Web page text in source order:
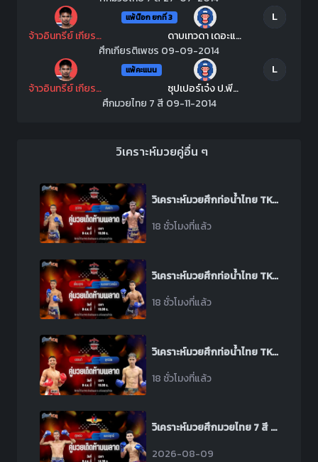
แพ้น๊อก ยกที่ 3
L
จ้าวอินทรีย์ เกียรติเจริญชัย
ดาบเทวดา เดอะแป๋งกองปราบ
ศึกเกียรติเพชร 09-09-2014
แพ้คะแนน
L
จ้าวอินทรีย์ เกียรติเจริญชัย
ซุปเปอร์เจ๋ง ป.พีณภัทร
ศึกมวยไทย 7 สี 09-11-2014
วิเคราะห์มวยคู่อื่น ๆ
วิเคราะห์มวยศึกท่อน้ำไทย TKO เกียรติเพชร ระหว่าง วุฒิกร สวนน้ำธารคีรี พบ สิงห์ดำ ส.ดำเนิน
18 ชั่วโมงที่แล้ว
วิเคราะห์มวยศึกท่อน้ำไทย TKO เกียรติเพชร ระหว่าง เยี่ยมยุทธ ป.มงคลอินทร์ พบ เพชรดาวเหนือ ต๋องขาวเชียงใหม่
18 ชั่วโมงที่แล้ว
วิเคราะห์มวยศึกท่อน้ำไทย TKO เกียรติเพชร ระหว่าง ยอดนที ผดุงชัยมวยไทยยิม พบ ฤทธิชัย ป.พีณภัทร
18 ชั่วโมงที่แล้ว
วิเคราะห์มวยศึกมวยไทย 7 สี ระหว่าง สุดหล่อ ศิษย์ผู้ใหญ่เตี้ย พบ เพชรฤทธิ์ เหล่าโชคเจริญราชสีห์
2026-08-09